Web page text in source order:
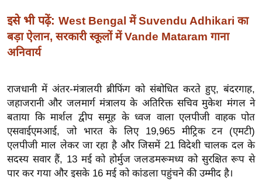
र
मि
सा
बे
मि
सा
ल
श
इसे भी पढ़ें: West Bengal में Suvendu Adhikari का
बड़ा ऐलान, सरकारी स्कूलों में Vande Mataram गाना
अनिवार्य
राजधानी में अंतर-मंत्रालयी ब्रीफिंग को संबोधित करते हुए, बंदरगाह,
जहाजरानी और जलमार्ग मंत्रालय के अतिरिक्त सचिव मुकेश मंगल ने
बताया कि मार्शल द्वीप समूह के ध्वज वाला एलपीजी वाहक पोत
एसवाईएमआई, जो भारत के लिए 19,965 मीट्रिक टन (एमटी)
एलपीजी माल लेकर जा रहा है और जिसमें 21 विदेशी चालक दल के
सदस्य सवार हैं, 13 मई को होर्मुज जलडमरूमध्य को सुरक्षित रूप से
पार कर गया और इसके 16 मई को कांडला पहुंचने की उम्मीद है।